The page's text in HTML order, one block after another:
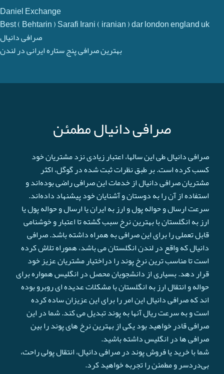
Daniel Exchange
Best ( Behtarin ) Sarafi Irani ( iranian ) dar london england uk
صرافی دانیال
بهترین صرافی پنج ستاره ایرانی در لندن
صرافی دانیال مطمئن
صرافی دانیال طی این سالها، اعتبار زیادی نزد مشتریان خود
کسب کرده است. بر طبق نظرات ثبت شده در گوگل، اکثر
مشتریان صرافی دانیال از خدمات این صرافی راضی بوده‌اند و
استفاده از آن را به دوستان و آشنایان خود پیشنهاد داده‌اند.
سرعت ارسال و حواله پول و ارز به ایران یا ارسال و حواله پول یا
ارز به انگلستان با بهترین نرخ سبب گشته تا اعتبار و خوشنامی
قابل تعملی را برای این صرافی به همراه داشته باشد. صرافی
دانیال که واقع در لندن انگلستان می باشد، هموراه تلاش کرده
است تا مناسب ترین نرخ پوند را دراختیار مشتریان عزیز خود
قرار دهد. بسیاری از دانشجویان محصل در انگلیس همواره برای
حواله و انتقال ارز به انگلستان با مشکلات عدیده ای روبرو بوده
اند که صرافی دانیال این امر را برای این عزیزان ساده کرده
است و به سرعت ريال آنها به پوند تبدیل می کند. شما در این
صرافی قادر خواهید بود یکی از بهترین نرخ های پوند را بین
صرافی ها در انگلیس داشته باشید.
شما با خرید یا فروش پوند در صرافی دانیال، انتقال پولی راحت،
بی‌دردسر و مطمئن را تجربه خواهید کرد.